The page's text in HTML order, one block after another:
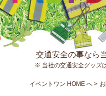
交通安全の事なら
※ 当社の交通安全グッズ
イベントワン HOME へ